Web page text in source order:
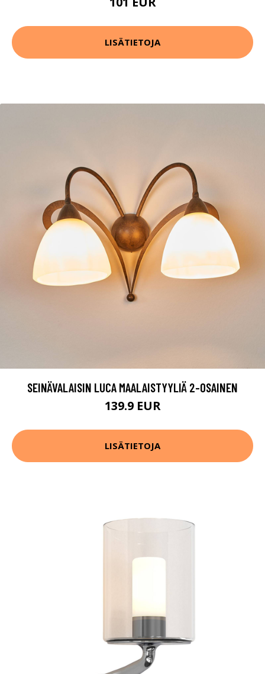
LISÄTIETOJA
SEINÄVALAISIN LUCA MAALAISTYYLIÄ 2-OSAINEN
139.9 EUR
LISÄTIETOJA